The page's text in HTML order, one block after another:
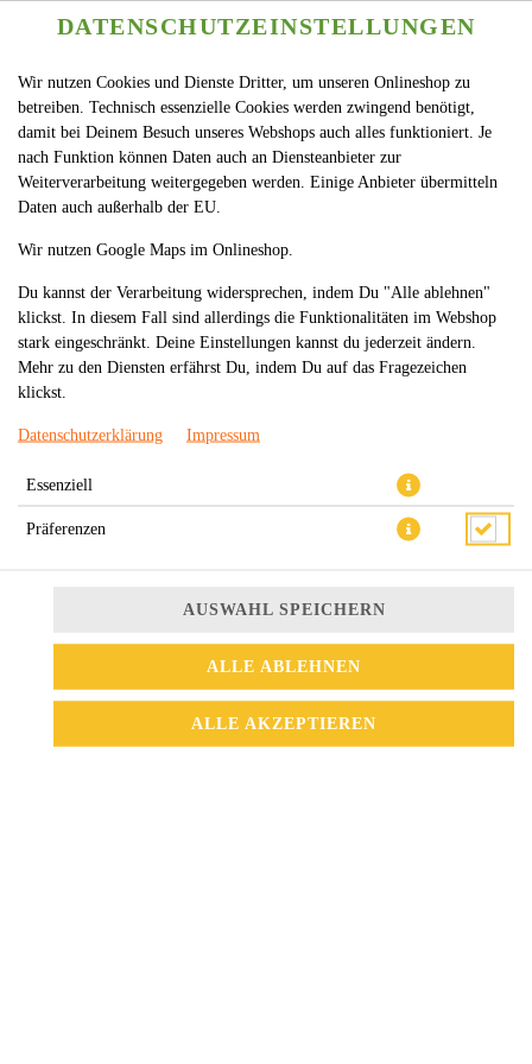
40. GEBR. GEMÜSE MIT ROTER
CURRYSOSSE (SCHARF)
DATENSCHUTZEINSTELLUNGEN
Wir nutzen Cookies und Dienste Dritter, um unseren Onlineshop zu
betreiben. Technisch essenzielle Cookies werden zwingend benötigt,
damit bei Deinem Besuch unseres Webshops auch alles funktioniert. Je
nach Funktion können Daten auch an Diensteanbieter zur
Weiterverarbeitung weitergegeben werden. Einige Anbieter übermitteln
Daten auch außerhalb der EU.
Wir nutzen Google Maps im Onlineshop.
Du kannst der Verarbeitung widersprechen, indem Du "Alle ablehnen"
klickst. In diesem Fall sind allerdings die Funktionalitäten im Webshop
stark eingeschränkt. Deine Einstellungen kannst du jederzeit ändern.
Mehr zu den Diensten erfährst Du, indem Du auf das Fragezeichen
klickst.
Datenschutzerklärung Impressum
Essenziell
Präferenzen
AUSWAHL SPEICHERN
ALLE ABLEHNEN
ALLE AKZEPTIEREN